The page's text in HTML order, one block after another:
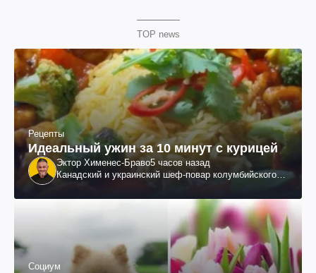
TOP news
Рецепты
Идеальный ужин за 10 минут с курицей
Эктор Хименес-Браво5 часов назад
Канадский и украинский шеф-повар колумбийского
Социум